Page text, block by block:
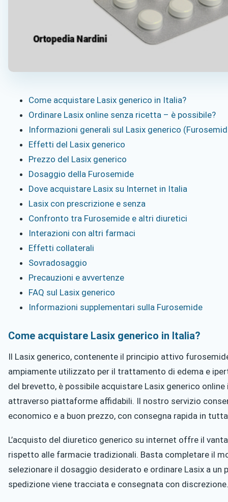
Come acquistare Lasix generico in Italia?
Ordinare Lasix online senza ricetta – è possibile?
Informazioni generali sul Lasix generico
Effetti del Lasix generico
Prezzo del Lasix generico
Dosaggio della Furosemide
Dove acquistare Lasix su Internet in Italia
Lasix con prescrizione e senza
Confronto tra Furosemide e altri diuretici
Interazioni con altri farmaci
Effetti collaterali
Sovradosaggio
Precauzioni e avvertenze
FAQ sul Lasix generico
Informazioni supplementari sulla Furosemide
Come acquistare Lasix generico in Italia?
Il Lasix generico, contenente il principio attivo
ampiamente utilizzato per il trattamento di edema e
del brevetto, è possibile acquistare Lasix generico
attraverso piattaforme affidabili. Il nostro servizio
economico e a buon prezzo, con consegna rapida in
L’acquisto del diuretico generico su internet offre il
rispetto alle farmacie tradizionali. Basta completare il
selezionare il dosaggio desiderato e ordinare Lasix a un
spedizione viene tracciata e consegnata con discrezione.